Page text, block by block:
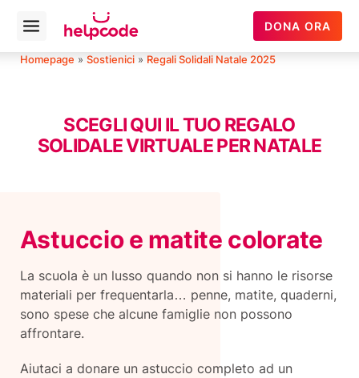
Helpcode
Italia
Open
menu
DONA ORA
Homepage » Sostienici» Regali Solidali Natale 2025
SCEGLI QUI IL TUO REGALO
SOLIDALE VIRTUALE PER NATALE
Astuccio e matite colorate
La scuola è un lusso quando non si hanno le risorse
materiali per frequentarla… penne, matite, quaderni,
sono spese che alcune famiglie non possono
affrontare.
Aiutaci a donare un astuccio completo ad un